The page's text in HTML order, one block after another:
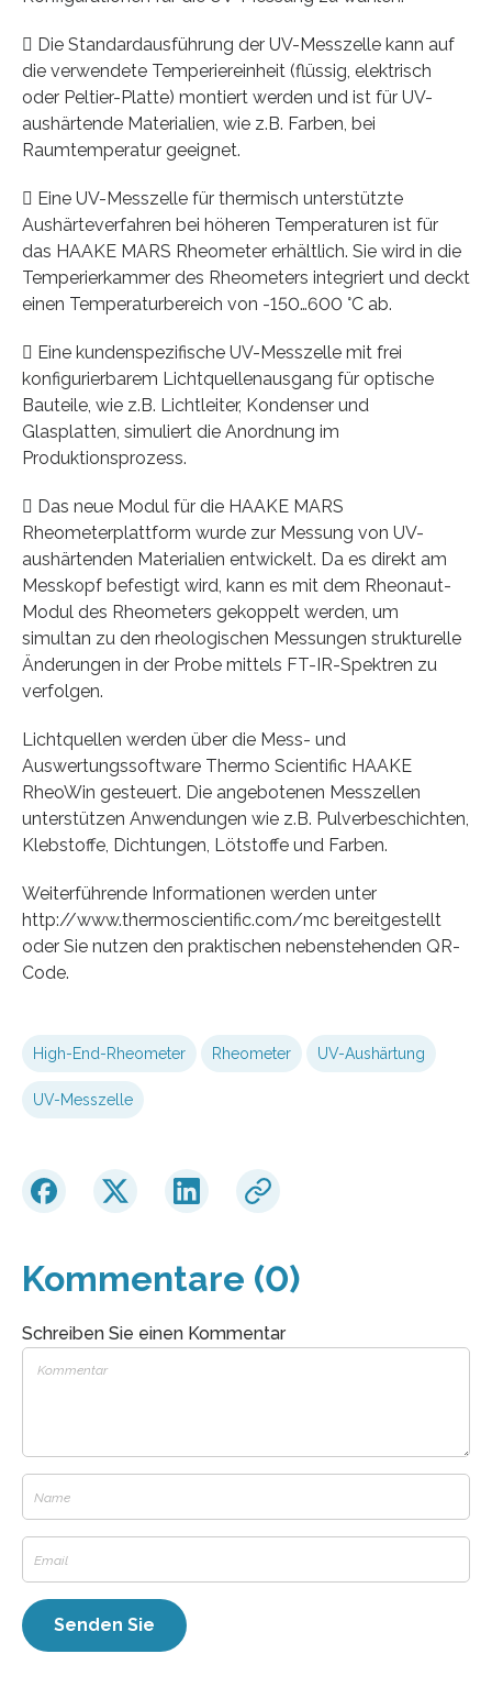
 Die Standardausführung der UV-Messzelle kann auf
die verwendete Temperiereinheit (flüssig, elektrisch
oder Peltier-Platte) montiert werden und ist für UV-
aushärtende Materialien, wie z.B. Farben, bei
Raumtemperatur geeignet.
 Eine UV-Messzelle für thermisch unterstützte
Aushärteverfahren bei höheren Temperaturen ist für
das HAAKE MARS Rheometer erhältlich. Sie wird in die
Temperierkammer des Rheometers integriert und deckt
einen Temperaturbereich von -150…600 °C ab.
 Eine kundenspezifische UV-Messzelle mit frei
konfigurierbarem Lichtquellenausgang für optische
Bauteile, wie z.B. Lichtleiter, Kondenser und
Glasplatten, simuliert die Anordnung im
Produktionsprozess.
 Das neue Modul für die HAAKE MARS
Rheometerplattform wurde zur Messung von UV-
aushärtenden Materialien entwickelt. Da es direkt am
Messkopf befestigt wird, kann es mit dem Rheonaut-
Modul des Rheometers gekoppelt werden, um
simultan zu den rheologischen Messungen strukturelle
Änderungen in der Probe mittels FT-IR-Spektren zu
verfolgen.
Lichtquellen werden über die Mess- und
Auswertungssoftware Thermo Scientific HAAKE
RheoWin gesteuert. Die angebotenen Messzellen
unterstützen Anwendungen wie z.B. Pulverbeschichten,
Klebstoffe, Dichtungen, Lötstoffe und Farben.
Weiterführende Informationen werden unter
http://www.thermoscientific.com/mc bereitgestellt
oder Sie nutzen den praktischen nebenstehenden QR-
Code.
High-End-Rheometer Rheometer UV-Aushärtung
UV-Messzelle
Kommentare (0)
Schreiben Sie einen Kommentar